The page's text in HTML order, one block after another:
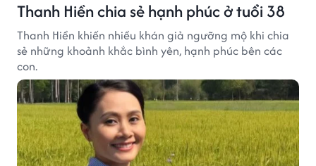
Thanh Hiền chia sẻ hạnh phúc ở tuổi 38
Thanh Hiền khiến nhiều khán giả ngưỡng mộ khi chia
sẻ những khoảnh khắc bình yên, hạnh phúc bên các
con.